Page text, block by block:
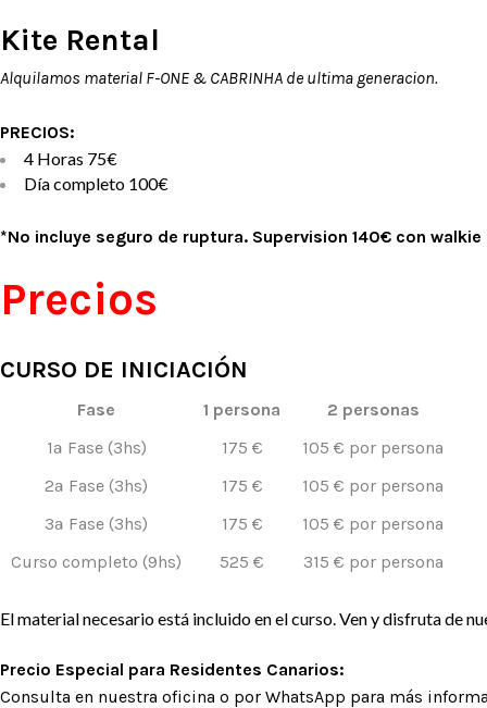
Kite Rental
Alquilamos material F-ONE & CABRINHA de ultima generacion.
PRECIOS:
4 Horas 75€
Día completo 100€
*No incluye seguro de ruptura. Supervision 140€ con
Precios
CURSO DE INICIACIÓN
Fase 1 persona
2 personas
1ª Fase (3hs)
175 €
105 € por persona
2ª Fase (3hs)
175 €
105 € por persona
3ª Fase (3hs)
175 €
105 € por persona
Curso completo (9hs)
525 € 315 € por persona
El material necesario está incluido en el curso. Ven y disfruta de
Precio Especial para Residentes Canarios:
Consulta en nuestra oficina o por WhatsApp para más